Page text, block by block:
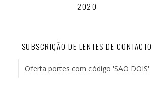
2020
SUBSCRIÇÃO DE LENTES DE CONTACTO
Oferta portes com código 'SAO DOIS'